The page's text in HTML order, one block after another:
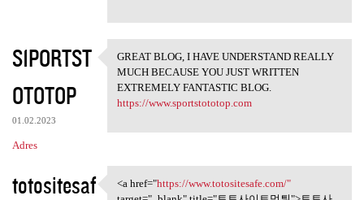
e
S1PORTST
OTOTOP
01.02.2023
Adres
GREAT BLOG, I HAVE UNDERSTAND
GREAT BLOG, I HAVE UNDERSTAND REALLY
MUCH BECAUSE YOU JUST WRITTEN
EXTREMELY FANTASTIC BLOG.
https://www.sportstototop.com
totositesaf <a href="https://www
<a href="https://www.totositesafe.com/"